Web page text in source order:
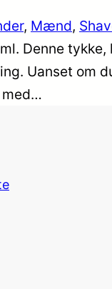
, Mænd,
Denne
Uanset om
med…